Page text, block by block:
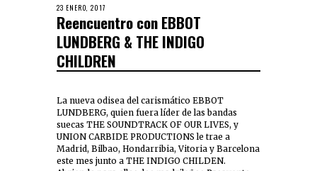
23 ENERO, 2017
Reencuentro con EBBOT
LUNDBERG & THE INDIGO
CHILDREN
La nueva odisea del carismático EBBOT
LUNDBERG, quien fuera líder de las bandas
suecas THE SOUNDTRACK OF OUR LIVES, y
UNION CARBIDE PRODUCTIONS le trae a
Madrid, Bilbao, Hondarribia, Vitoria y Barcelona
este mes junto a THE INDIGO CHILDEN.